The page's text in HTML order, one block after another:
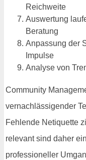
Reichweite
Auswertung
Beratung
Anpassung der
Impulse
Analyse von
Community
vernachlässigender
Fehlende Netiquette
relevant sind daher
professioneller